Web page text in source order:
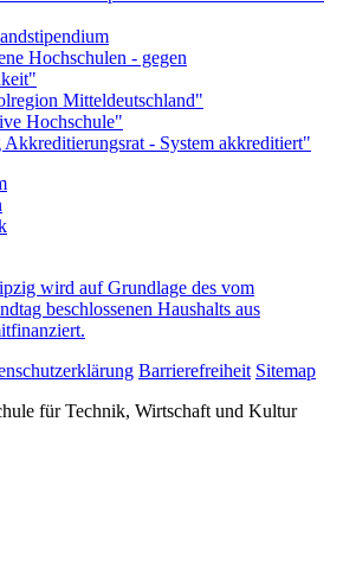
wird auf Grundlage des vom
beschlossenen Haushalts aus
Barrierefreiheit Sitemap
für Technik, Wirtschaft und Kultur